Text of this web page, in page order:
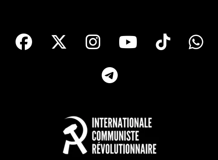
facebook Instagram
Youtube
Tik